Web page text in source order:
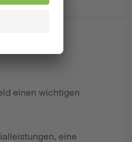
einen wichtigen
eine